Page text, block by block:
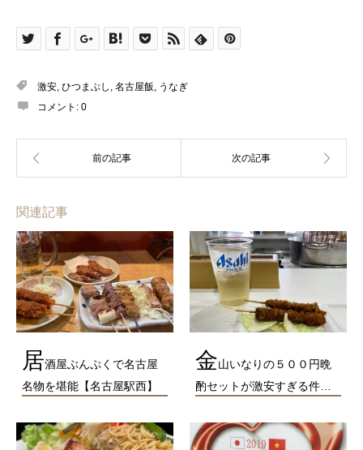
激安, ひつまぶし , 名古屋飯, うなぎ
コメント: 0
関連記事
居酒屋ぶんぷくで名古屋
名物を堪能【名古屋駅西】
金山いなりの５００円晩
酌セットが激安すぎる件…